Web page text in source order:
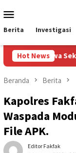
ke
kontenMobile
Berita Investigasi
Hot News
Sekolah Rakyat
Beranda Berita
Kapolres
Waspada
File APK.
Editor Fakfak